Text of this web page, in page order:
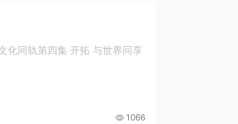
化同轨第四集 开拓 与世界同享
1066